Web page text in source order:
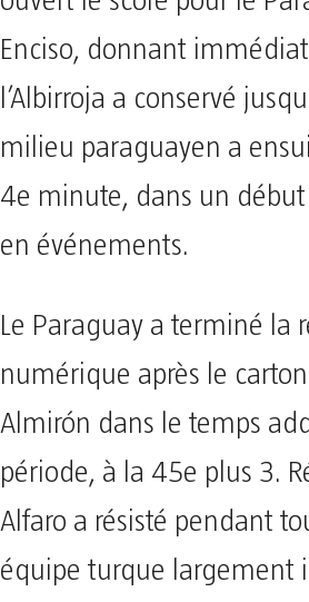
Enciso, donnant
l’Albirroja a conservé
milieu paraguayen a
4e minute, dans un
en événements.
Le Paraguay a terminé la
numérique après le
Almirón dans le temps
période, à la 45e plus 3.
Alfaro a résisté pendant
équipe turque largement